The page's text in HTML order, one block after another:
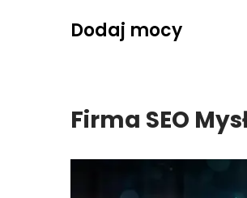
Dodaj mocy
Firma SEO